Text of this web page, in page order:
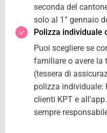
seconda del
solo al 1° gennaio
Polizza individuale
Puoi scegliere se
familiare o avere la
(tessera di
polizza individuale:
clienti KPT e
sempre